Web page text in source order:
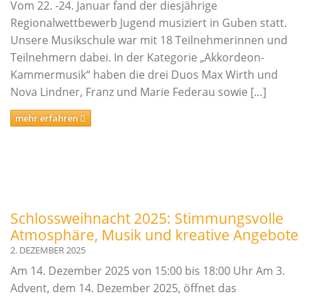
Vom 22. -24. Januar fand der diesjährige
Regionalwettbewerb Jugend musiziert in Guben statt.
Unsere Musikschule war mit 18 Teilnehmerinnen und
Teilnehmern dabei. In der Kategorie „Akkordeon-
Kammermusik“ haben die drei Duos Max Wirth und
Nova Lindner, Franz und Marie Federau sowie […]
mehr erfahren
Schlossweihnacht 2025: Stimmungsvolle
Atmosphäre, Musik und kreative Angebote
2. DEZEMBER 2025
Am 14. Dezember 2025 von 15:00 bis 18:00 Uhr Am 3.
Advent, dem 14. Dezember 2025, öffnet das